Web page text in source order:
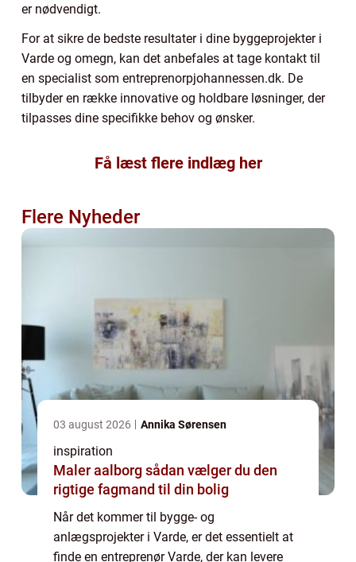
er nødvendigt.
For at sikre de bedste resultater i dine byggeprojekter i
Varde og omegn, kan det anbefales at tage kontakt til
en specialist som entreprenorpjohannessen.dk. De
tilbyder en række innovative og holdbare løsninger, der
tilpasses dine specifikke behov og ønsker.
Få læst flere indlæg her
Flere Nyheder
03 august 2026 Annika Sørensen
inspiration
Maler aalborg sådan vælger du den
rigtige fagmand til din bolig
Når det kommer til bygge- og
anlægsprojekter i Varde, er det essentielt at
finde en entreprenør Varde, der kan levere